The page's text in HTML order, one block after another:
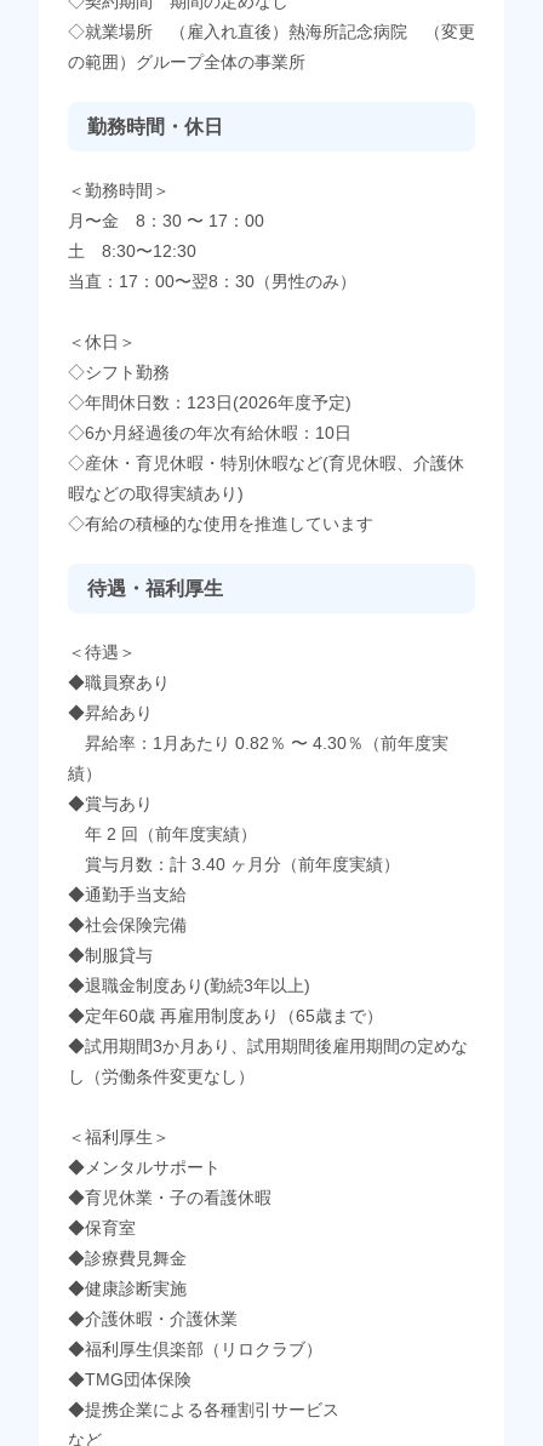
◇就業場所 （雇入れ直後）熱海所記念病院 （変更
の範囲）グループ全体の事業所
勤務時間・休日
＜勤務時間＞
月〜金 8：30 〜 17：00
土 8:30〜12:30
当直：17：00〜翌8：30（男性のみ）
＜休日＞
◇シフト勤務
◇年間休日数：123日(2026年度予定)
◇6か月経過後の年次有給休暇：10日
◇産休・育児休暇・特別休暇など(育児休暇、介護休
暇などの取得実績あり)
◇有給の積極的な使用を推進しています
待遇・福利厚生
＜待遇＞
◆職員寮あり
◆昇給あり
昇給率：1月あたり 0.82％ 〜 4.30％（前年度実
績）
◆賞与あり
年 2 回（前年度実績）
賞与月数：計 3.40 ヶ月分（前年度実績）
◆通勤手当支給
◆社会保険完備
◆制服貸与
◆退職金制度あり(勤続3年以上)
◆定年60歳 再雇用制度あり（65歳まで）
◆試用期間3か月あり、試用期間後雇用期間の定めな
し（労働条件変更なし）
＜福利厚生＞
◆メンタルサポート
◆育児休業・子の看護休暇
◆保育室
◆診療費見舞金
◆健康診断実施
◆介護休暇・介護休業
◆福利厚生倶楽部（リロクラブ）
◆TMG団体保険
◆提携企業による各種割引サービス
など